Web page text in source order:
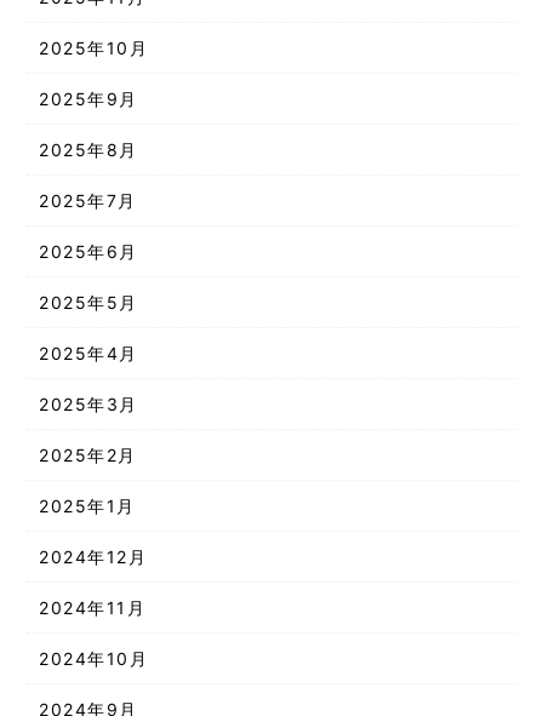
2025年10月
2025年9月
2025年8月
2025年7月
2025年6月
2025年5月
2025年4月
2025年3月
2025年2月
2025年1月
2024年12月
2024年11月
2024年10月
2024年9月